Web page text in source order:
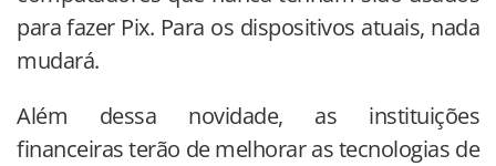
para fazer Pix. Para os dispositivos atuais, nada
mudará.
Além dessa novidade, as instituições
financeiras terão de melhorar as tecnologias de